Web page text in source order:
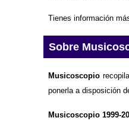
Tienes información
Sobre
Musicoscopio
ponerla a disposición
Musicoscopio 1999-